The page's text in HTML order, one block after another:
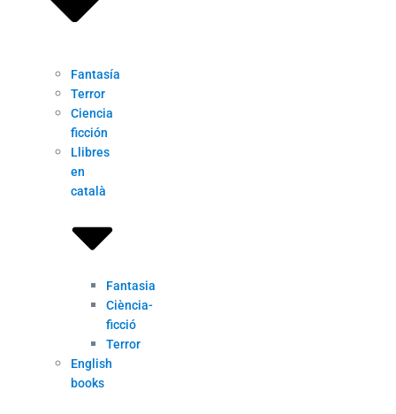
Fantasía
Terror
Ciencia
ficción
Llibres
en
català
Fantasia
Ciència-
ficció
Terror
English
books